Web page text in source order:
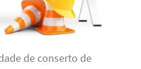
de conserto de